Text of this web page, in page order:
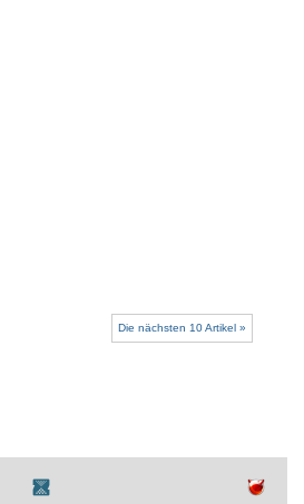
Die nächsten 10 Artikel »